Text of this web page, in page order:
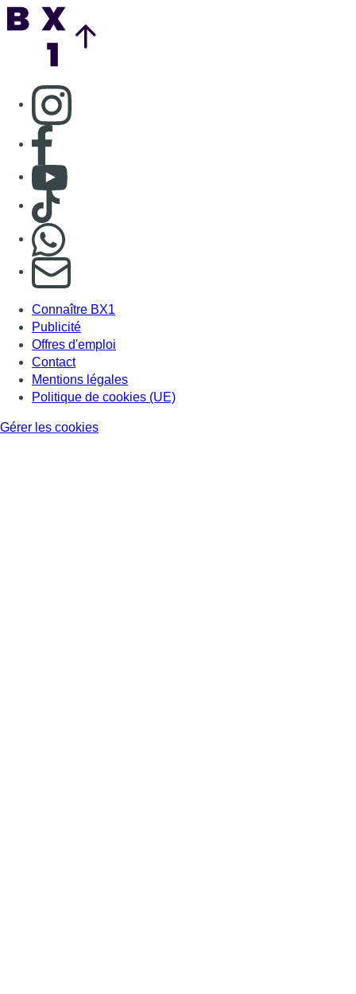
Consulter page Instagram
Consulter page Facebook
Consulter Youtube
Consulter TikTok
S'abonner à notre newsletter
Connaître BX1
Publicité
Offres d'emploi
Contact
Mentions légales
Politique de cookies (UE)
Gérer les cookies